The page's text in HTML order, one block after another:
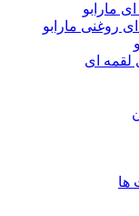
مارابو
روغنی مارابو
لقمه ای
ها